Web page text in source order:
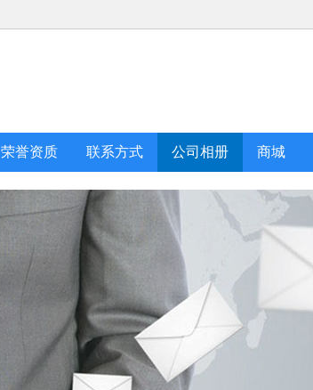
荣誉资质 联系方式 公司相册 商城